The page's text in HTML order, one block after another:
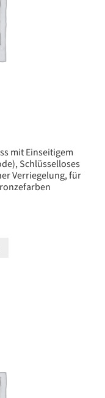
mit Einseitigem
Schlüsselloses
Verriegelung, für